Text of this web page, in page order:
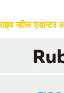
व्हील एडाप्टर